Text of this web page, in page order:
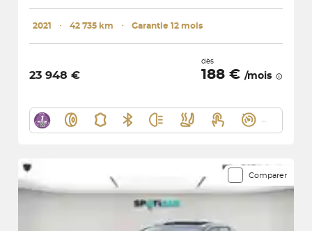
2021 ･ 42 735 km ･ Garantie 12 mois
23 948 €
dès
188 € /mois
Comparer